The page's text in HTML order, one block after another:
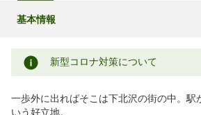
基本情報
新型コロナ対策について
一歩外に出ればそこは下北沢の街の中。駅
いう好立地。